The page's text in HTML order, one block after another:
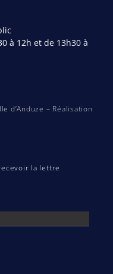
à 12h et de 13h30 à
d’Anduze – Réalisation
la lettre